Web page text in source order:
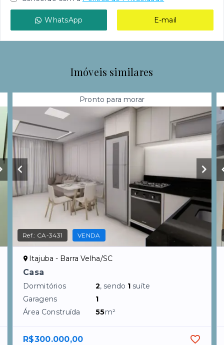
WhatsApp E-mail
Imóveis similares
Pronto para morar
Ref.: CA-3431 VENDA
Itajuba - Barra Velha/SC
Casa
Dormitórios 2, sendo 1 suíte
Garagens
1
Área Construída
55m²
R$300.000,00